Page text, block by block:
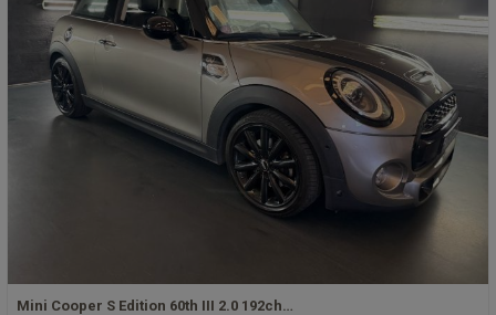
Mini Cooper S Edition 60th III 2.0 192ch…